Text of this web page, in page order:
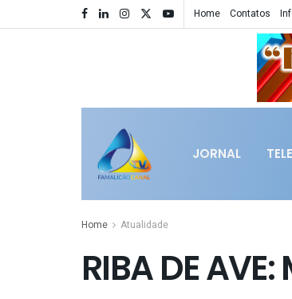
Home Contatos
JORNAL
Home Atualidade
RIBA DE